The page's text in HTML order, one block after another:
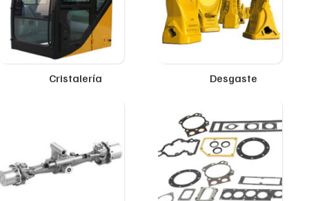
Cristalería Desgaste